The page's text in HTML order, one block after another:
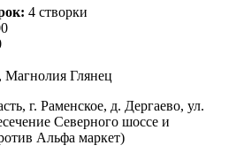
4 створки
Магнолия Глянец
г. Раменское, д. Дергаево, ул.
Северного шоссе и
Альфа маркет)